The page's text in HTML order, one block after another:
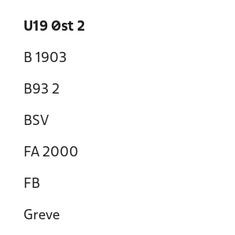
U19 Øst 2
B 1903
B93 2
BSV
FA 2000
FB
Greve